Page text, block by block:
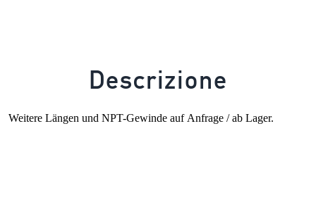
Descrizione
Weitere Längen und NPT-Gewinde auf Anfrage / ab Lager.